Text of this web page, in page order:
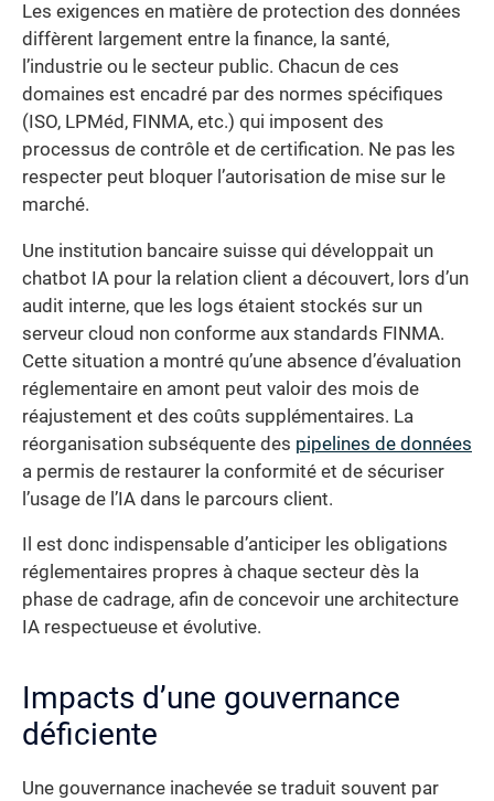
Les exigences en matière de protection des données
diffèrent largement entre la finance, la santé,
l’industrie ou le secteur public. Chacun de ces
domaines est encadré par des normes spécifiques
(ISO, LPMéd, FINMA, etc.) qui imposent des
processus de contrôle et de certification. Ne pas les
respecter peut bloquer l’autorisation de mise sur le
marché.
Une institution bancaire suisse qui développait un
chatbot IA pour la relation client a découvert, lors d’un
audit interne, que les logs étaient stockés sur un
serveur cloud non conforme aux standards FINMA.
Cette situation a montré qu’une absence d’évaluation
réglementaire en amont peut valoir des mois de
réajustement et des coûts supplémentaires. La
réorganisation subséquente des pipelines de données
a permis de restaurer la conformité et de sécuriser
l’usage de l’IA dans le parcours client.
Il est donc indispensable d’anticiper les obligations
réglementaires propres à chaque secteur dès la
phase de cadrage, afin de concevoir une architecture
IA respectueuse et évolutive.
Impacts d’une gouvernance
déficiente
Une gouvernance inachevée se traduit souvent par